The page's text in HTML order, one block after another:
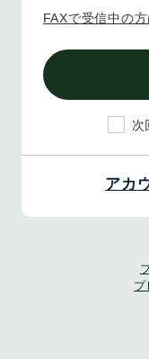
FAXで受信中の
次
アカ
プ